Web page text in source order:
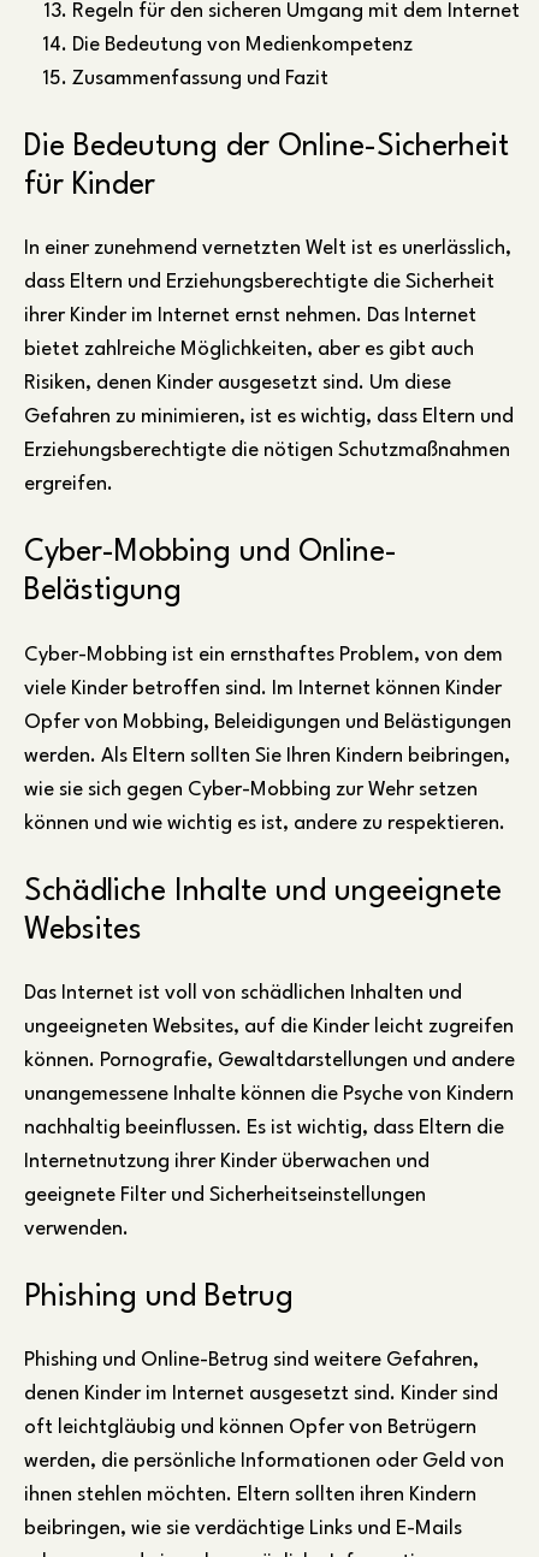
Regeln für den sicheren Umgang mit dem Internet
Die Bedeutung von Medienkompetenz
Zusammenfassung und Fazit
Die Bedeutung der Online-Sicherheit
für Kinder
In einer zunehmend vernetzten Welt ist es unerlässlich,
dass Eltern und Erziehungsberechtigte die Sicherheit
ihrer Kinder im Internet ernst nehmen. Das Internet
bietet zahlreiche Möglichkeiten, aber es gibt auch
Risiken, denen Kinder ausgesetzt sind. Um diese
Gefahren zu minimieren, ist es wichtig, dass Eltern und
Erziehungsberechtigte die nötigen Schutzmaßnahmen
ergreifen.
Cyber-Mobbing und Online-
Belästigung
Cyber-Mobbing ist ein ernsthaftes Problem, von dem
viele Kinder betroffen sind. Im Internet können Kinder
Opfer von Mobbing, Beleidigungen und Belästigungen
werden. Als Eltern sollten Sie Ihren Kindern beibringen,
wie sie sich gegen Cyber-Mobbing zur Wehr setzen
können und wie wichtig es ist, andere zu respektieren.
Schädliche Inhalte und ungeeignete
Websites
Das Internet ist voll von schädlichen Inhalten und
ungeeigneten Websites, auf die Kinder leicht zugreifen
können. Pornografie, Gewaltdarstellungen und andere
unangemessene Inhalte können die Psyche von Kindern
nachhaltig beeinflussen. Es ist wichtig, dass Eltern die
Internetnutzung ihrer Kinder überwachen und
geeignete Filter und Sicherheitseinstellungen
verwenden.
Phishing und Betrug
Phishing und Online-Betrug sind weitere Gefahren,
denen Kinder im Internet ausgesetzt sind. Kinder sind
oft leichtgläubig und können Opfer von Betrügern
werden, die persönliche Informationen oder Geld von
ihnen stehlen möchten. Eltern sollten ihren Kindern
beibringen, wie sie verdächtige Links und E-Mails